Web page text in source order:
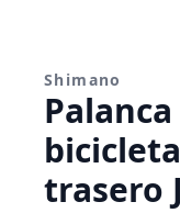
Shimano
trasero